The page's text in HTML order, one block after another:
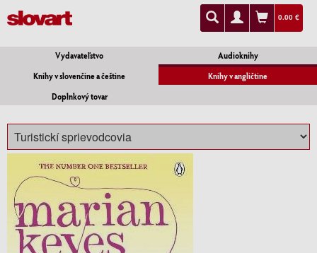
0.00 €
Vydavateľstvo
Audioknihy
Knihy v slovenčine a češtine
Knihy v angličtine
Doplnkový tovar